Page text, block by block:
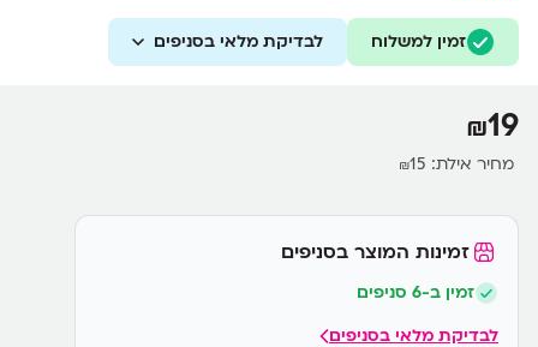
• סגירה מגנטית, מעירה או מעבירה את ה-iPad 10.2 החדש שלכם
למצב שינה כאשר המכסה נפתח ונסגר.
• מגן קשיח דק וקל משקל ועמיד עם עור PU באיכות מעולה.
נוספת.
זמין למשלוח לבדיקת מלאי בסניפים
₪19
מחיר אילת: ₪15
זמינות המוצר בסניפים
זמין ב-6 סניפים
לבדיקת מלאי בסניפים